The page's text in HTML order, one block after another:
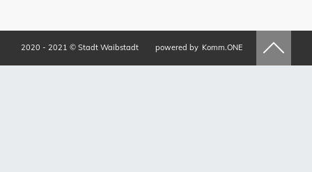
2020 - 2021 © Stadt Waibstadt powered by Komm.ONE